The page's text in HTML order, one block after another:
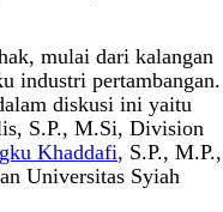
mulai dari kalangan
industri pertambangan.
diskusi ini yaitu
S.P., M.Si, Division
Khaddafi, S.P., M.P.,
Universitas Syiah